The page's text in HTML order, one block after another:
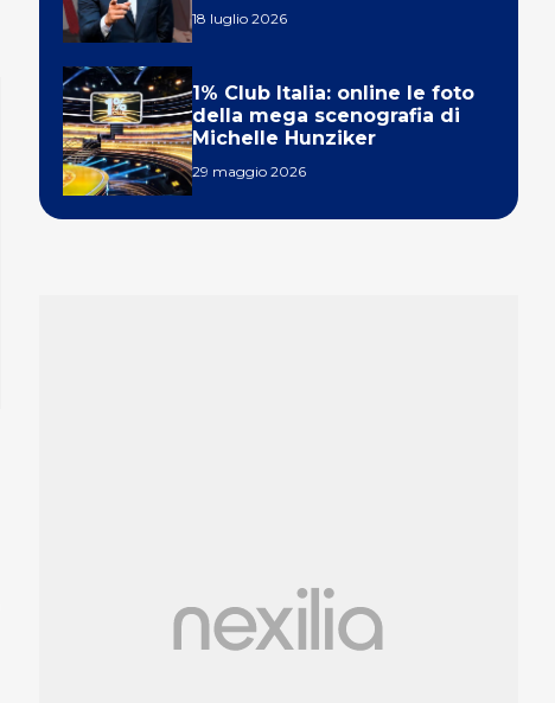
18 luglio 2026
1% Club Italia: online le foto
della mega scenografia di
Michelle Hunziker
29 maggio 2026